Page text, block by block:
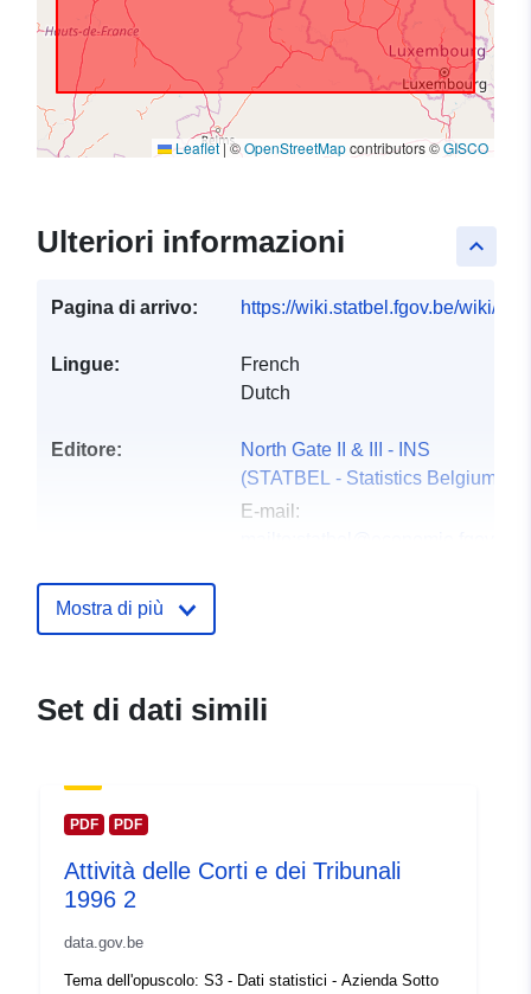
Leaflet|©OpenStreetMapcontributors ©GISCO
keyboard_arrow_up
Ulteriori informazioni
Pagina di arrivo: https://wiki.statbel.fgov.be/wiki/
Lingue:
French
Dutch
Editore:
North Gate II & III - INS
(STATBEL - Statistics Belgium)
E-mail:
E-mail:
catalogo:
February 2024
Mostra di più
Set di dati simili
PDF PDF
Attività delle Corti e dei Tribunali
1996 2
data.gov.be
Tema dell'opuscolo: S3 - Dati statistici - Azienda Sotto